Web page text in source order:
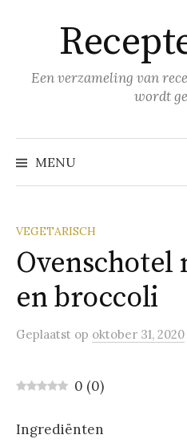
inhoud
springen
Een verzameling van
wordt
MENU
VEGETARISCH
en broc­co­li
Geplaatst op oktober 31, 2020
0 (0)
Ingrediënten